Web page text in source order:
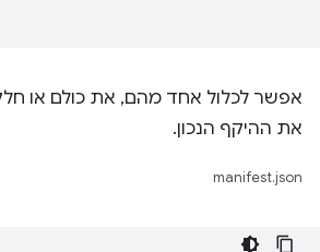
אפשר לכלול אחד מהם, את כולם או
את ההיקף הנכון.
manifest.json